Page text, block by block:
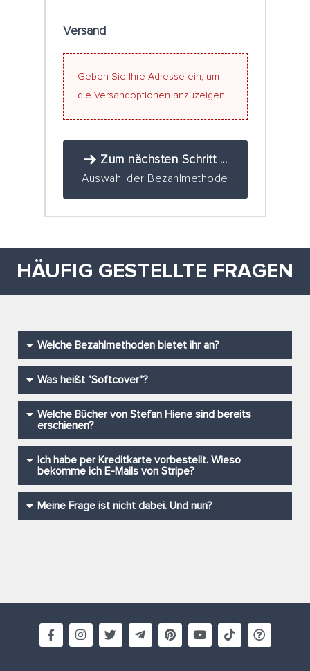
Versand
Geben Sie Ihre Adresse ein, um
die Versandoptionen anzuzeigen.
Zum nächsten Schritt ...
Auswahl der Bezahlmethode
HÄUFIG GESTELLTE FRAGEN
Welche Bezahlmethoden bietet ihr an?
Was heißt "Softcover"?
Welche Bücher von Stefan Hiene sind bereits
erschienen?
Ich habe per Kreditkarte vorbestellt. Wieso
bekomme ich E-Mails von Stripe?
Meine Frage ist nicht dabei. Und nun?